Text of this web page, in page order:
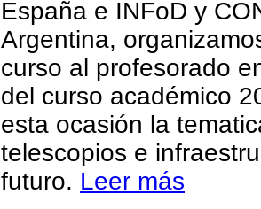
España e INFoD y
Argentina,
curso al profesorado
del curso académico
esta ocasión la
telescopios e
futuro. Leer más